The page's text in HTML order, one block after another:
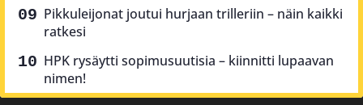
Pikkuleijonat joutui hurjaan trilleriin – näin kaikki
ratkesi
HPK rysäytti sopimusuutisia – kiinnitti lupaavan
nimen!